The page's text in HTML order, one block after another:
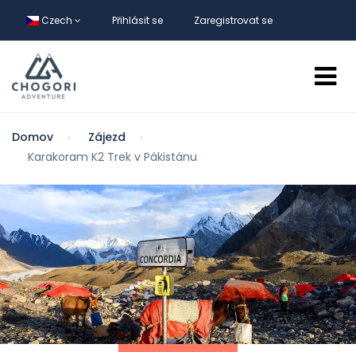
Czech Přihlásit se Zaregistrovat se
Domov
Zájezd
Karakoram K2 Trek v Pákistánu